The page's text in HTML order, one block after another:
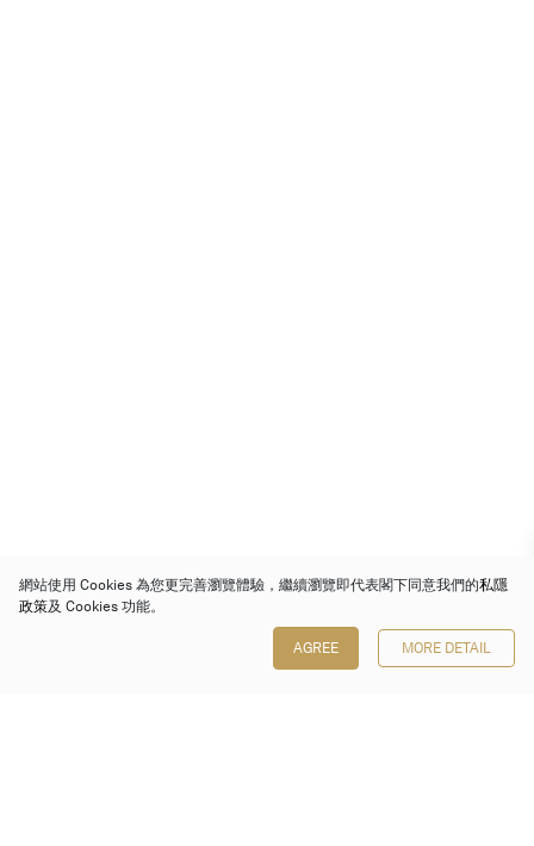
網站使用 Cookies 為您更完善瀏覽體驗，繼續瀏覽即代表閣下同意我們的私隱
政策及 Cookies 功能。
AGREE MORE DETAIL